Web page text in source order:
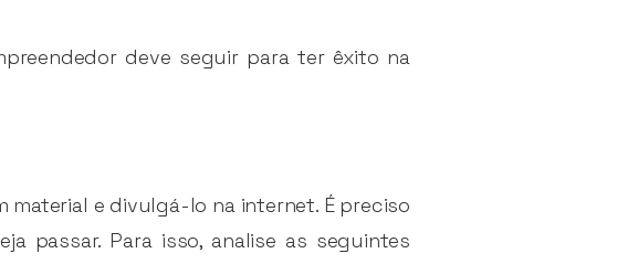
deve seguir para ter êxito na
e divulgá-lo na internet. É preciso
passar. Para isso, analise as seguintes